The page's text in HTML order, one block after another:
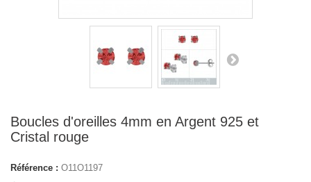
Boucles d'oreilles 4mm en Argent 925 et
Cristal rouge
Référence : O11O1197